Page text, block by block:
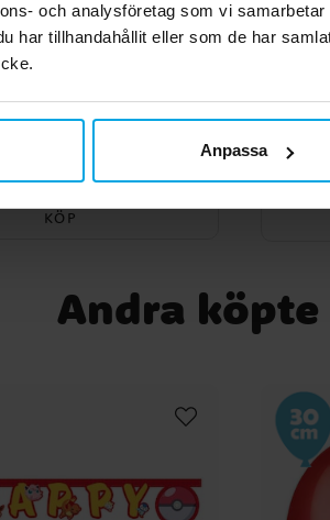
och analysföretag som vi
har tillhandahållit eller som de har
Anpassa
Folieballong 77
99,00 kr
KÖP
Andra köpte